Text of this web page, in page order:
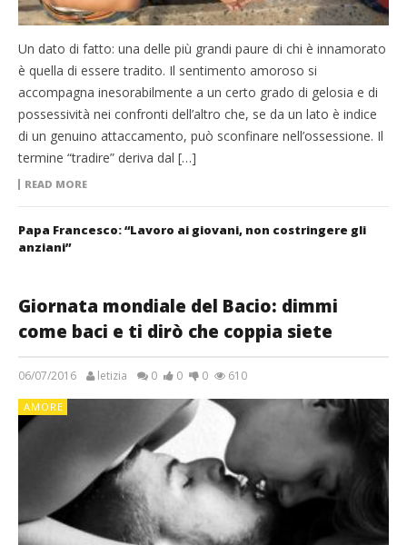
Un dato di fatto: una delle più grandi paure di chi è innamorato
è quella di essere tradito. Il sentimento amoroso si
accompagna inesorabilmente a un certo grado di gelosia e di
possessività nei confronti dell’altro che, se da un lato è indice
di un genuino attaccamento, può sconfinare nell’ossessione. Il
termine “tradire” deriva dal […]
READ MORE
Papa Francesco: “Lavoro ai giovani, non costringere gli
anziani”
Giornata mondiale del Bacio: dimmi
come baci e ti dirò che coppia siete
06/07/2016 letizia 0 0 0 610
AMORE